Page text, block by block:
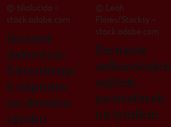
© tilialucida –
stock.adobe.com
Jesenné
dekorácie:
5 kreatívnyc
h nápadov
na domácu
výrobu
© Leah
Flores/Stocksy –
stock.adobe.com
Farbenie
veľkonočných
vajíčok:
pestrofareb
ná tradícia